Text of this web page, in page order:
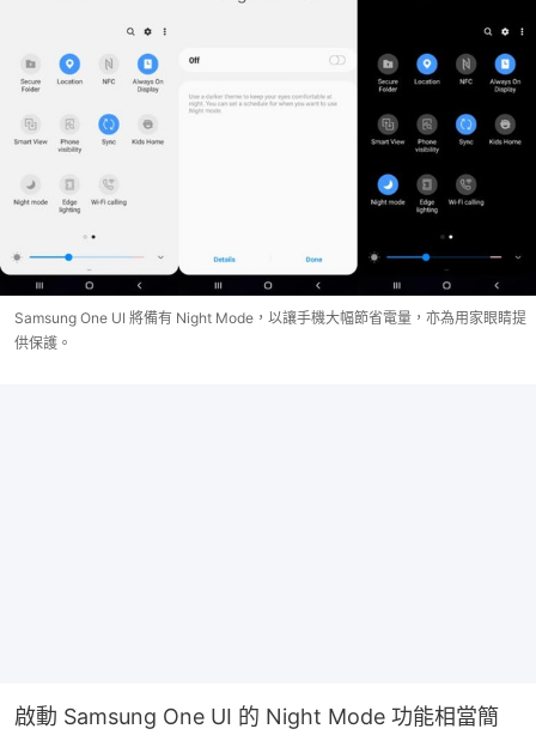
Samsung One UI 將備有 Night Mode，以讓手機大幅節省電量，亦為用家眼睛提
供保護。
啟動 Samsung One UI 的 Night Mode 功能相當簡